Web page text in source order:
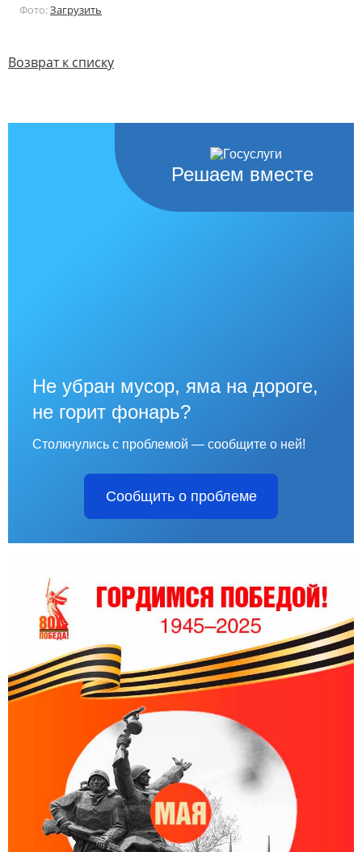
Фото:Загрузить
Возврат к списку
Решаем вместе
Не убран мусор, яма на дороге,
не горит фонарь?
Столкнулись с проблемой — сообщите о ней!
Сообщить о проблеме